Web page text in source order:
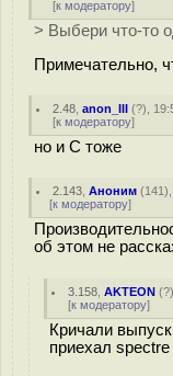
[к модератору]
> Выбери что-то
Примечательно,
2.48 ,anon_III (?),
[к модератору]
но и С тоже
2.143 ,Аноним (141
[к модератору]
об этом не
3.158 ,AKTEON (?
[к модератору]
Кричали
приехал spectre